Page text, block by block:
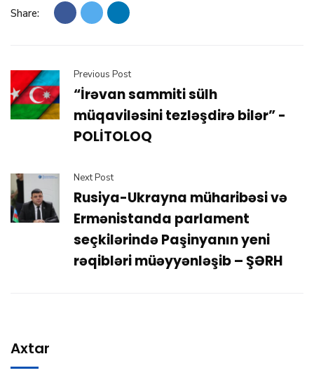
Share:
Previous Post
“İrəvan sammiti sülh
müqaviləsini tezləşdirə bilər” -
POLİTOLOQ
Next Post
Rusiya-Ukrayna müharibəsi və
Ermənistanda parlament
seçkilərində Paşinyanın yeni
rəqibləri müəyyənləşib – ŞƏRH
Axtar